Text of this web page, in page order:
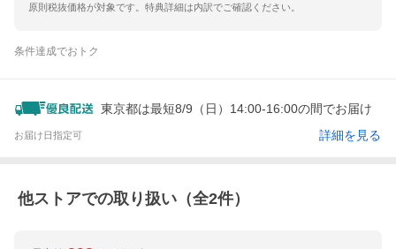
原則税抜価格が対象です。特典詳細は内訳でご確認ください。
条件達成でおトク
東京都は最短8/9（日）14:00-16:00の間でお届け
お届け日指定可 詳細を見る
他ストアでの取り扱い（全2件）